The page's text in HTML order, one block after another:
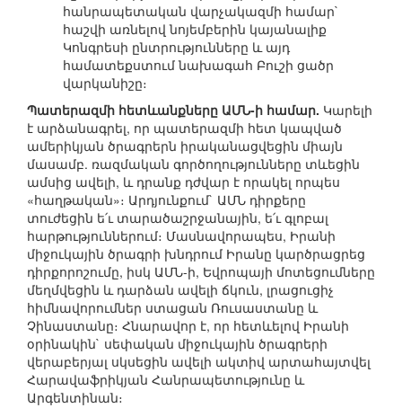
հանրապետական վարչակազմի համար`
հաշվի առնելով նոյեմբերին կայանալիք
Կոնգրեսի ընտրությունները և այդ
համատեքստում նախագահ Բուշի ցածր
վարկանիշը։
Պատերազմի հետևանքները ԱՄՆ-ի համար. Կարելի
է արձանագրել, որ պատերազմի հետ կապված
ամերիկյան ծրագրերն իրականացվեցին միայն
մասամբ. ռազմական գործողությունները տևեցին
ամսից ավելի, և դրանք դժվար է որակել որպես
«հաղթական»։ Արդյունքում` ԱՄՆ դիրքերը
տուժեցին ե՛ւ տարածաշրջանային, ե՛ւ գլոբալ
հարթություններում։ Մասնավորապես, Իրանի
միջուկային ծրագրի խնդրում Իրանը կարծրացրեց
դիրքորոշումը, իսկ ԱՄՆ-ի, Եվրոպայի մոտեցումները
մեղմվեցին և դարձան ավելի ճկուն, լրացուցիչ
հիմնավորումներ ստացան Ռուսաստանը և
Չինաստանը։ Հնարավոր է, որ հետևելով Իրանի
օրինակին` սեփական միջուկային ծրագրերի
վերաբերյալ սկսեցին ավելի ակտիվ արտահայտվել
Հարավաֆրիկյան Հանրապետությունը և
Արգենտինան։